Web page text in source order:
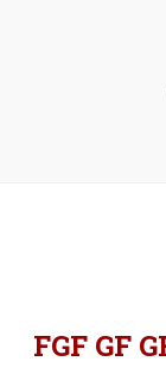
FGF GF